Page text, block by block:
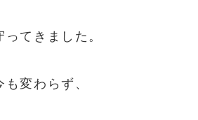
てきました。
変わらず、